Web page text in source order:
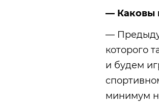
— Каковы
—
которого
и будем
минимум